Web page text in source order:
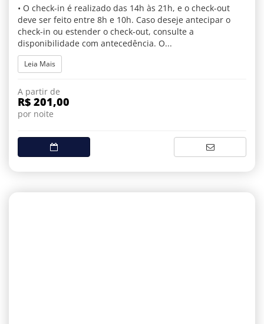
• O check-in é realizado das 14h às 21h, e o check-out
deve ser feito entre 8h e 10h. Caso deseje antecipar o
check-in ou estender o check-out, consulte a
disponibilidade com antecedência. O...
Leia Mais
A partir de
R$ 201,00
por noite